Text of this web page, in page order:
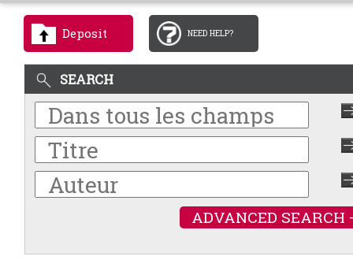
Deposit NEED HELP?
SEARCH
ADVANCED SEARCH